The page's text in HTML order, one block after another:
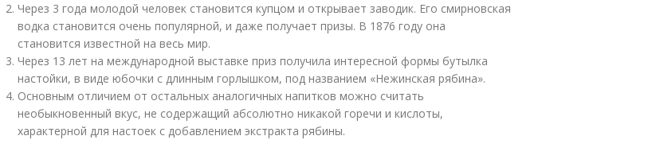
Через 3 года молодой человек становится купцом и открывает заводик. Его смирновская
водка становится очень популярной, и даже получает призы. В 1876 году она
становится известной на весь мир.
Через 13 лет на международной выставке приз получила интересной формы бутылка
настойки, в виде юбочки с длинным горлышком, под названием «Нежинская рябина».
Основным отличием от остальных аналогичных напитков можно считать
необыкновенный вкус, не содержащий абсолютно никакой горечи и кислоты,
характерной для настоек с добавлением экстракта рябины.